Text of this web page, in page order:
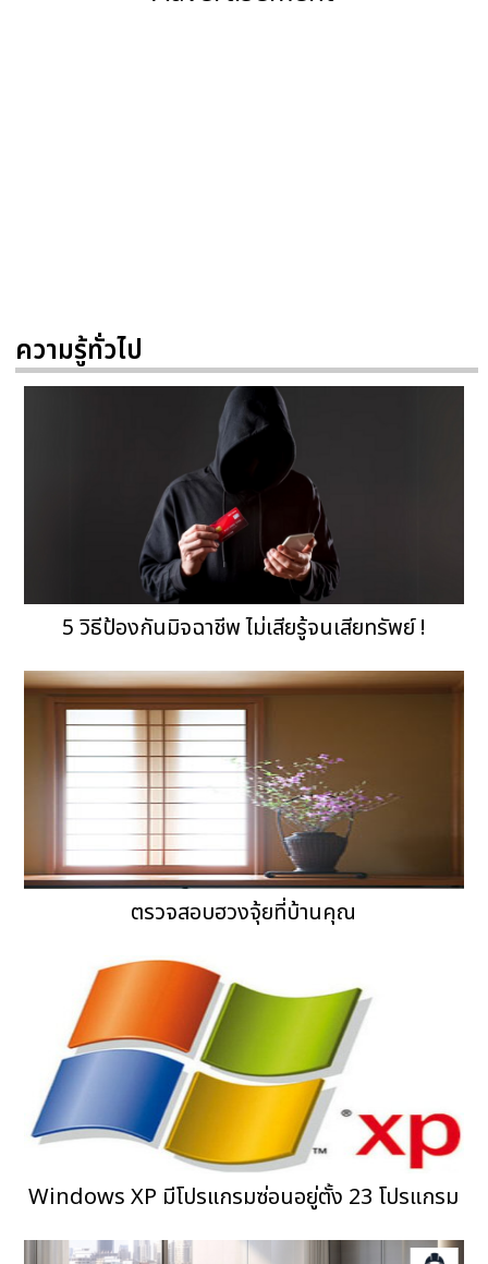
ความรู้ทั่วไป
5 วิธีป้องกันมิจฉาชีพ ไม่เสียรู้จนเสียทรัพย์ !
ตรวจสอบฮวงจุ้ยที่บ้านคุณ
Windows XP มีโปรแกรมซ่อนอยู่ตั้ง 23 โปรแกรม